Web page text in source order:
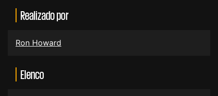
Realizado por
Ron Howard
Elenco